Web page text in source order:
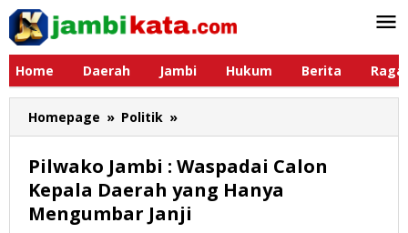
Lewati
konten
Home
Daerah Jambi Hukum Berita
Homepage » Politik »
Jambi
Waspadai
Calon
Kepala
Pilwako Jambi : Waspadai Calon
Kepala Daerah yang Hanya
Mengumbar Janji